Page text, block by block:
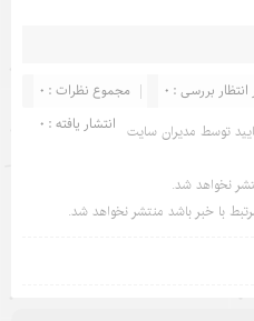
مجموع نظرات : 0
بررسی : 0
انتشار یافته : 0 توسط مدیران سایت
نخواهد شد.
با خبر باشد منتشر نخواهد شد.